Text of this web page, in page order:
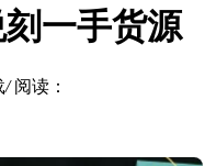
一手货源
/ 阅读：